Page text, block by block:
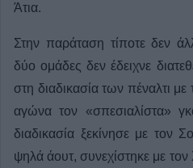
Άτια.
Στην παράταση τίποτε δεν
δύο ομάδες δεν έδειχνε
στη διαδικασία των πέναλτι
αγώνα τον «σπεσιαλίστα»
διαδικασία ξεκίνησε με τον
ψηλά άουτ, συνεχίστηκε με